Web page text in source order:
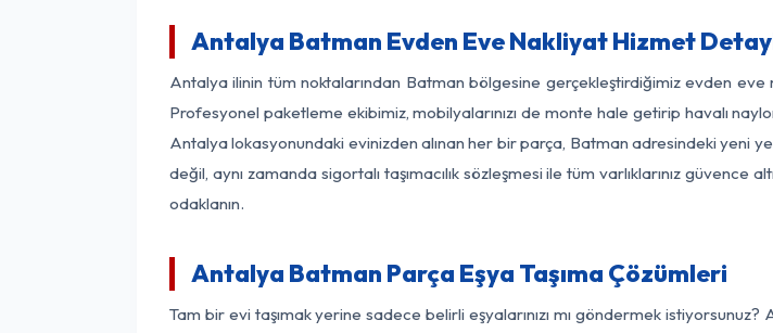
Antalya Batman Evden Eve Nakliyat Hizmet
Antalya ilinin tüm noktalarından Batman bölgesine gerçekleştirdiğimiz evden
Profesyonel paketleme ekibimiz, mobilyalarınızı de monte hale getirip havalı
Antalya lokasyonundaki evinizden alınan her bir parça, Batman adresindeki yeni
değil, aynı zamanda sigortalı taşımacılık sözleşmesi ile tüm varlıklarınız güvence
odaklanın.
Antalya Batman Parça Eşya Taşıma Çözümleri
Tam bir evi taşımak yerine sadece belirli eşyalarınızı mı göndermek